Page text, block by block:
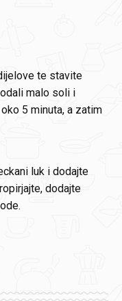
te stavite
malo soli i
5 minuta, a zatim
luk i dodajte
dodajte